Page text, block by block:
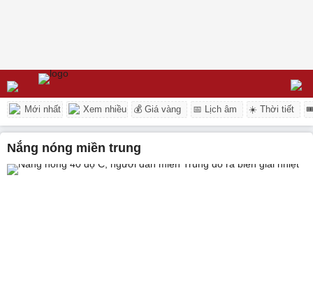
Mới nhất Xem nhiều 💰 Giá vàng 📅 Lịch âm ☀️ Thời tiết
nắng nóng miền trung